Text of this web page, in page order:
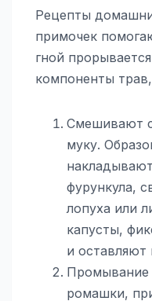
Рецепты
примочек
гной
компоненты
Смешивают
муку.
фурункула,
лопуха или
капусты,
и оставляют
Промывание
ромашки,